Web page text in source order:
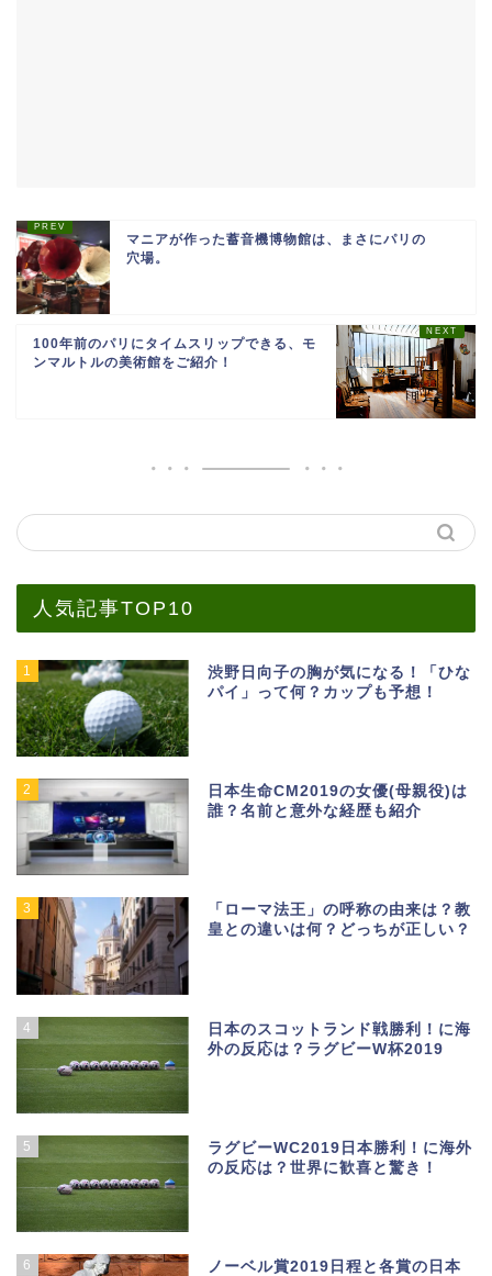
マニアが作った蓄音機博物館は、まさにパリの
穴場。
100年前のパリにタイムスリップできる、モ
ンマルトルの美術館をご紹介！
人気記事TOP10
1
渋野日向子の胸が気になる！「ひな
パイ」って何？カップも予想！
2
日本生命CM2019の女優(母親役)は
誰？名前と意外な経歴も紹介
3
「ローマ法王」の呼称の由来は？教
皇との違いは何？どっちが正しい？
4
日本のスコットランド戦勝利！に海
外の反応は？ラグビーW杯2019
5
ラグビーWC2019日本勝利！に海外
の反応は？世界に歓喜と驚き！
6
ノーベル賞2019日程と各賞の日本